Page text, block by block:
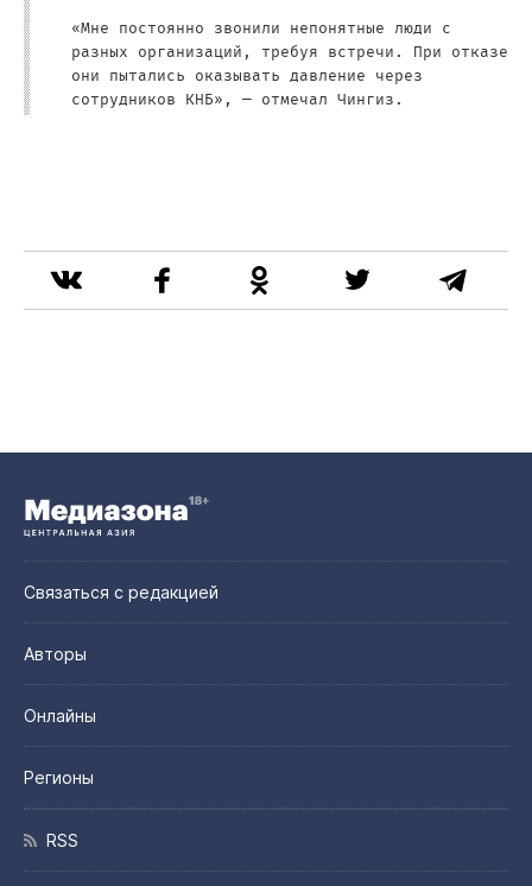
«Мне постоянно звонили непонятные люди с
разных организаций, требуя встречи. При отказе
они пытались оказывать давление через
сотрудников КНБ», — отмечал Чингиз.
Связаться с редакцией
Авторы
Онлайны
Регионы
RSS